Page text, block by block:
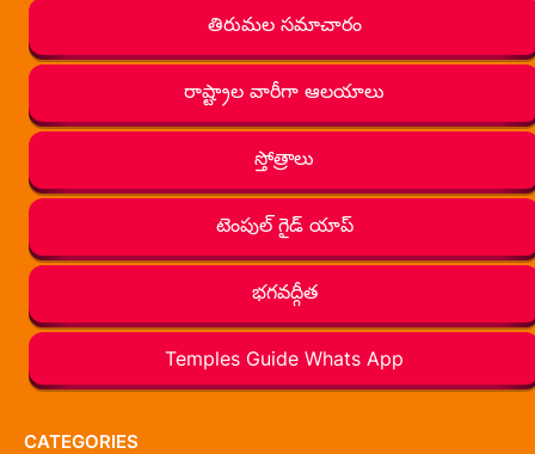
తిరుమల సమాచారం
రాష్ట్రాల వారీగా ఆలయాలు
స్తోత్రాలు
టెంపుల్ గైడ్ యాప్
భగవద్గీత
Temples Guide Whats App
CATEGORIES